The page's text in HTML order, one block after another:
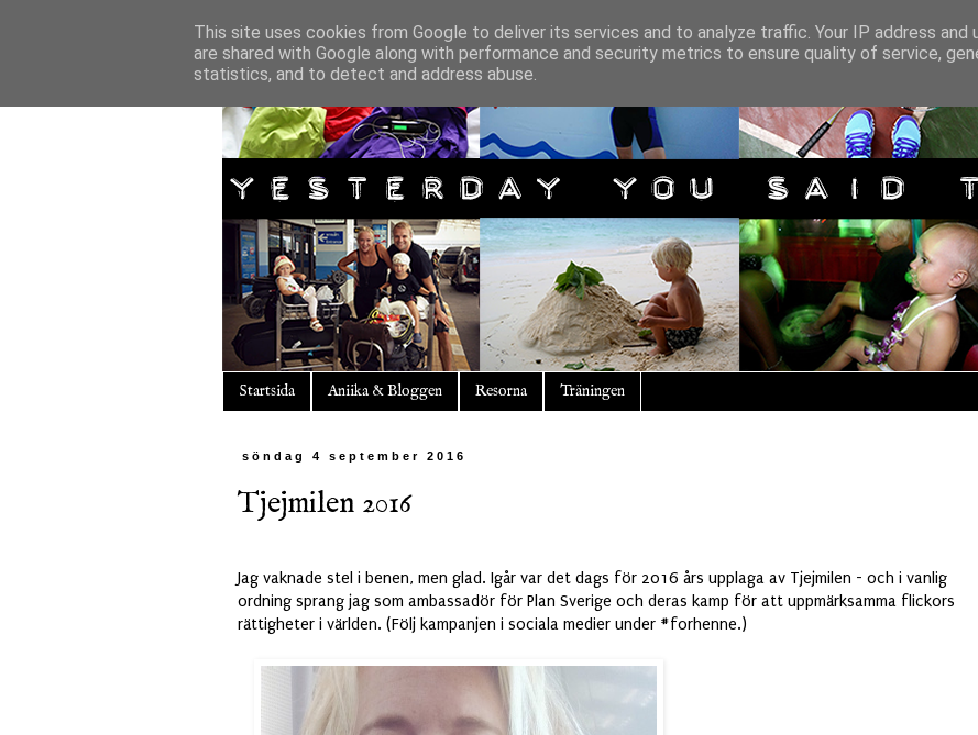
Startsida Aniika & Bloggen Resorna Träningen
söndag 4 september 2016
Tjejmilen 2016
Jag vaknade stel i benen, men glad. Igår var det dags för 2016 års upplaga av Tjejmilen - och i vanlig
ordning sprang jag som ambassadör för Plan Sverige och deras kamp för att uppmärksamma flickors
rättigheter i världen. (Följ kampanjen i sociala medier under #forhenne.)
This site uses cookies from Google to deliver its services and to analyze traffic. Your IP address and
are shared with Google along with performance and security metrics to ensure quality of service,
statistics, and to detect and address abuse.